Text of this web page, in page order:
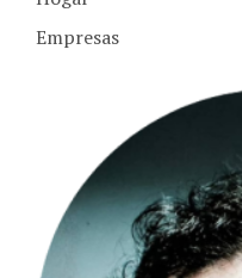
Empresas